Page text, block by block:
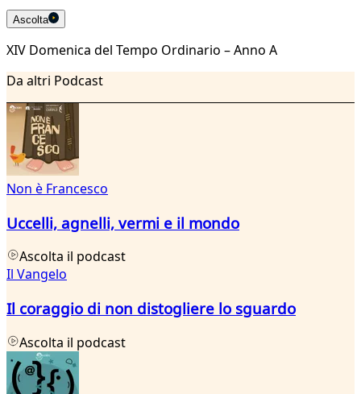
Ascolta
XIV Domenica del Tempo Ordinario – Anno A
Da altri Podcast
Non è Francesco
Uccelli, agnelli, vermi e il mondo
Ascolta il podcast
Il Vangelo
Il coraggio di non distogliere lo sguardo
Ascolta il podcast